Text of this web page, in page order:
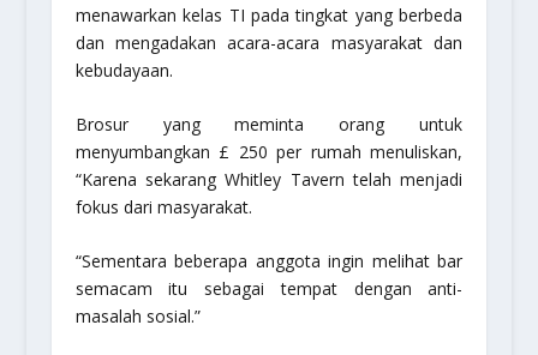
menawarkan kelas TI pada tingkat yang berbeda
dan mengadakan acara-acara masyarakat dan
kebudayaan.
Brosur yang meminta orang untuk
menyumbangkan £ 250 per rumah menuliskan,
“Karena sekarang Whitley Tavern telah menjadi
fokus dari masyarakat.
“Sementara beberapa anggota ingin melihat bar
semacam itu sebagai tempat dengan anti-
masalah sosial.”